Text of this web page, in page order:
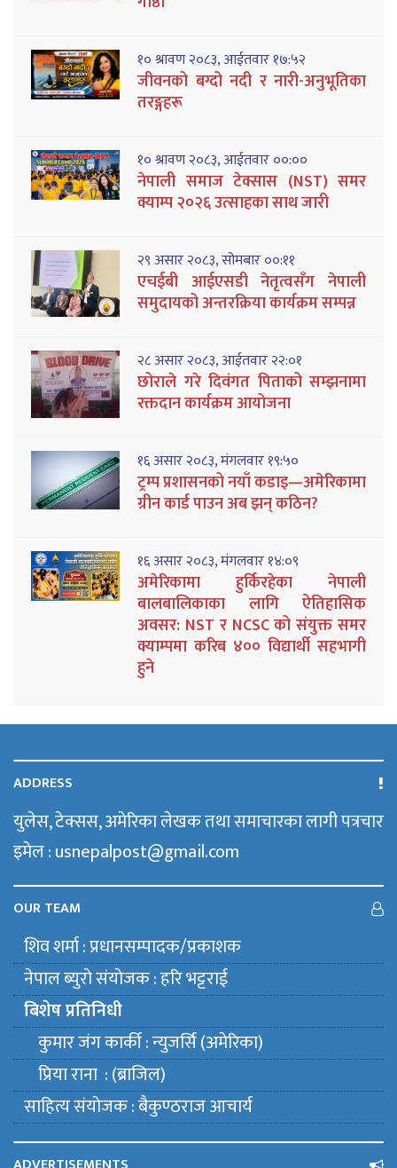
१० श्रावण २०८३, आईतवार १७:५२
जीवनको बग्दो नदी र नारी-अनुभूतिका
तरङ्गहरू
१० श्रावण २०८३, आईतवार ००:००
नेपाली समाज टेक्सास (NST) समर
क्याम्प २०२६ उत्साहका साथ जारी
२९ असार २०८३, सोमबार ००:११
एचईबी आईएसडी नेतृत्वसँग नेपाली
समुदायको अन्तरक्रिया कार्यक्रम सम्पन्न
२८ असार २०८३, आईतवार २२:०१
छोराले गरे दिवंगत पिताको सम्झनामा
रक्तदान कार्यक्रम आयोजना
१६ असार २०८३, मंगलवार १९:५०
ट्रम्प प्रशासनको नयाँ कडाइ—अमेरिकामा
ग्रीन कार्ड पाउन अब झन् कठिन?
१६ असार २०८३, मंगलवार १४:०९
अमेरिकामा हुर्किरहेका नेपाली
बालबालिकाका लागि ऐतिहासिक
अवसर: NST र NCSC को संयुक्त समर
क्याम्पमा करिब ४०० विद्यार्थी सहभागी
हुने
ADDRESS
युलेस, टेक्सस, अमेरिका लेखक तथा समाचारका लागी पत्रचार
इमेल : usnepalpost@gmail.com
OUR TEAM
शिव शर्मा : प्रधानसम्पादक/प्रकाशक
नेपाल ब्युराे संयाेजक : हरि भट्टराई
बिशेष प्रतिनिधी
कुमार जंग कार्की : न्युजर्सि (अमेरिका)
प्रिया राना : (ब्राजिल)
साहित्य संयाेजक : बैकुण्ठराज आचार्य